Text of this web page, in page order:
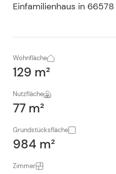
Einfamilienhaus in 66578
Wohnfläche
129 m²
Nutzfläche
77 m²
Grundstücksfläche
984 m²
Zimmer